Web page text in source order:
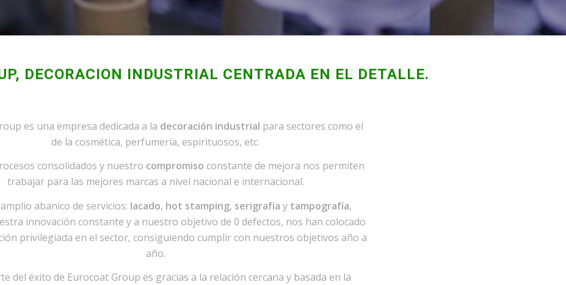
DECORACION INDUSTRIAL CENTRADA EN EL DETALLE.
es una empresa dedicada a la decoración industrial para sectores como el
de la cosmética, perfumería, espirituosos, etc.
consolidados y nuestro compromiso constante de mejora nos permiten
trabajar para las mejores marcas a nivel nacional e internacional.
abanico de servicios: lacado, hot stamping, serigrafía y tampografía,
innovación constante y a nuestro objetivo de 0 defectos, nos han colocado
privilegiada en el sector, consiguiendo cumplir con nuestros objetivos año a
año.
del éxito de Eurocoat Group es gracias a la relación cercana y basada en la